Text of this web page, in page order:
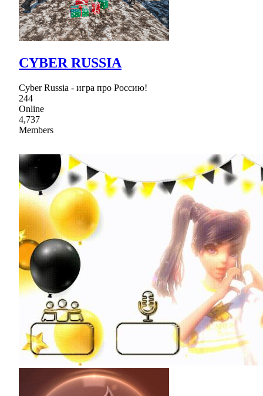
CYBER RUSSIA
Cyber Russia - игра про Россию!
244
Online
4,737
Members